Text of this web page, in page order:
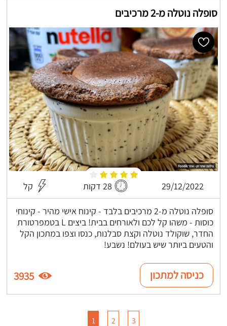
סופלה נוטלה מ-2 מרכיבים
29/12/2022 28 דקות קל
סופלה נוטלה מ-2 מרכיבים בלבד - קינוח אישי מהיר - קינוחי
כוסות - משהו קל לכם ולאורחים בבית! ביצים L בטמפרטורת
החדר, שוקולד נוטלה וקצת סבלנות, כנסו וצפו במתכון הקל
והטעים ביותר שיש בעולם! נשבע!
כניסה למתכון 3935
1 2 3